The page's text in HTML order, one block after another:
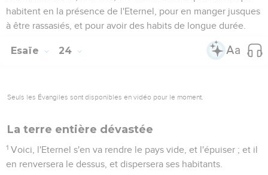
habitent en la présence de l'Eternel, pour en manger jusques
à être rassasiés, et pour avoir des habits de longue durée.
Esaïe 24
Seuls les Évangiles sont disponibles en vidéo pour le moment.
La terre entière dévastée
1 Voici, l'Eternel s'en va rendre le pays vide, et l'épuiser ; et il
en renversera le dessus, et dispersera ses habitants.